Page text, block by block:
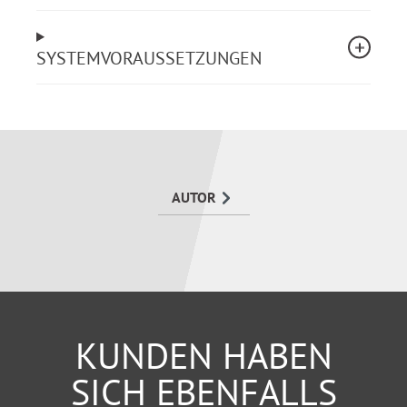
kann steuerlich abgesetzt werden?
SYSTEMVORAUSSETZUNGEN
AUTOR
KUNDEN HABEN
SICH EBENFALLS